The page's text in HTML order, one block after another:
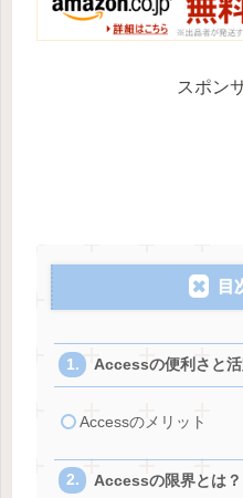
スポン
目
Accessの便利さと
Accessのメリット
Accessの限界とは？